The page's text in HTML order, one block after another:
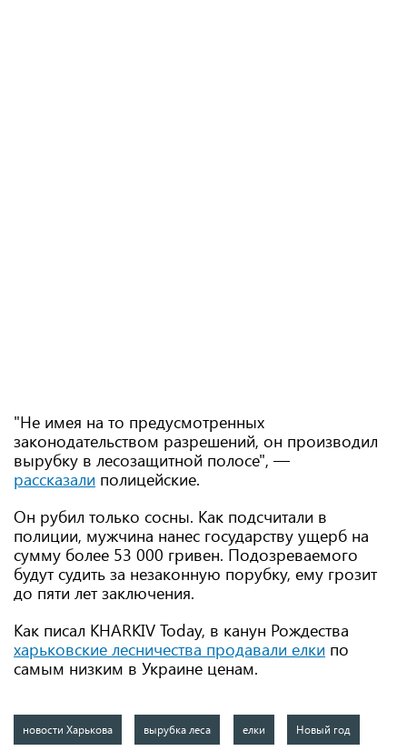
"Не имея на то предусмотренных
законодательством разрешений, он производил
вырубку в лесозащитной полосе", —
рассказали полицейские.
Он рубил только сосны. Как подсчитали в
полиции, мужчина нанес государству ущерб на
сумму более 53 000 гривен. Подозреваемого
будут судить за незаконную порубку, ему грозит
до пяти лет заключения.
Как писал KHARKIV Today, в канун Рождества
харьковские лесничества продавали елки по
самым низким в Украине ценам.
новости Харькова вырубка леса елки Новый год